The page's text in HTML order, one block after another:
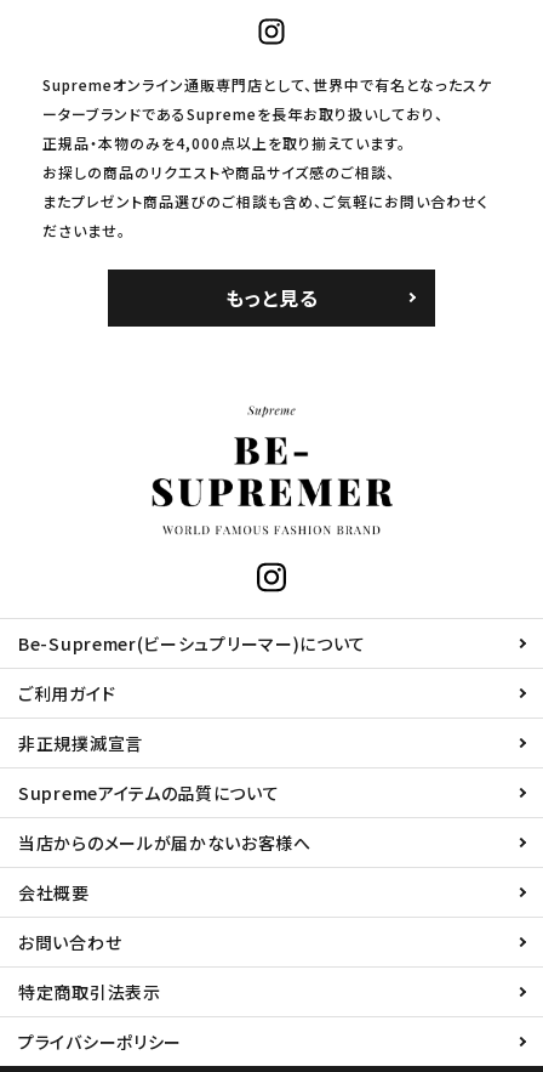
Supremeオンライン通販専門店として、世界中で有名となったスケ
ーターブランドであるSupremeを長年お取り扱いしており、
正規品・本物のみを4,000点以上を取り揃えています。
お探しの商品のリクエストや商品サイズ感のご相談、
またプレゼント商品選びのご相談も含め、ご気軽にお問い合わせく
ださいませ。
もっと見る
Be-Supremer(ビーシュプリーマー)について
ご利用ガイド
非正規撲滅宣言
Supremeアイテムの品質について
当店からのメールが届かないお客様へ
会社概要
お問い合わせ
特定商取引法表示
プライバシーポリシー